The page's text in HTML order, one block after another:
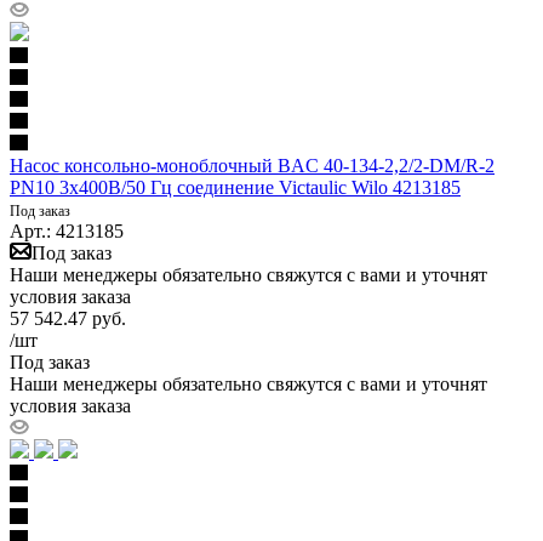
Насос консольно-моноблочный BAC 40-134-2,2/2-DM/R-2
PN10 3х400В/50 Гц соединение Victaulic Wilo 4213185
Под заказ
Арт.: 4213185
Под заказ
Наши менеджеры обязательно свяжутся с вами и уточнят
условия заказа
57 542.47 руб.
/шт
Под заказ
Наши менеджеры обязательно свяжутся с вами и уточнят
условия заказа